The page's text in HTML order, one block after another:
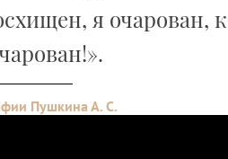
я очарован,
Пушкина А. С.